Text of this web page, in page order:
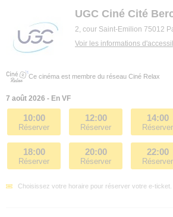
UGC Ciné Cité
2, cour Saint-Emilion 75012
Voir les informations
Ce cinéma est membre du réseau Ciné Relax
7 août 2026 - En VF
10:00
Réserver
12:00
Réserver
14:00
Réserver
18:00
Réserver
20:00
Réserver
22:00
Réserver
Choisissez votre horaire pour réserver votre e-ticket.